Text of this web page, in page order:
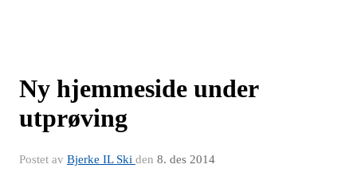
Ny hjemmeside under
utprøving
Postet av Bjerke IL Ski den 8. des 2014